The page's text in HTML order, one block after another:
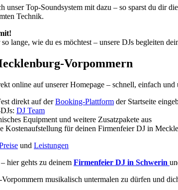
unser Top-Soundsystem mit dazu – so sparst du dir
Technik.
lange, wie du es möchtest – unsere DJs begleiten
Vorpommern
online auf unserer Homepage – schnell, einfach
direkt auf derBooking-Plattform der Startseite
DJ Team
Equipment und weitere Zusatzpakete aus
Kostenaufstellung für deinen Firmenfeier DJ in
und Leistungen
hier gehts zu deinem Firmenfeier DJ in Schwerin
musikalisch untermalen zu dürfen und